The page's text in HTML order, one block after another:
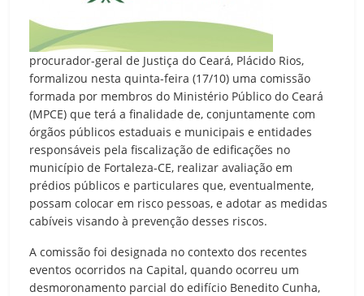
procurador-geral de Justiça do Ceará, Plácido Rios,
formalizou nesta quinta-feira (17/10) uma comissão
formada por membros do Ministério Público do Ceará
(MPCE) que terá a finalidade de, conjuntamente com
órgãos públicos estaduais e municipais e entidades
responsáveis pela fiscalização de edificações no
município de Fortaleza-CE, realizar avaliação em
prédios públicos e particulares que, eventualmente,
possam colocar em risco pessoas, e adotar as medidas
cabíveis visando à prevenção desses riscos.
A comissão foi designada no contexto dos recentes
eventos ocorridos na Capital, quando ocorreu um
desmoronamento parcial do edifício Benedito Cunha,